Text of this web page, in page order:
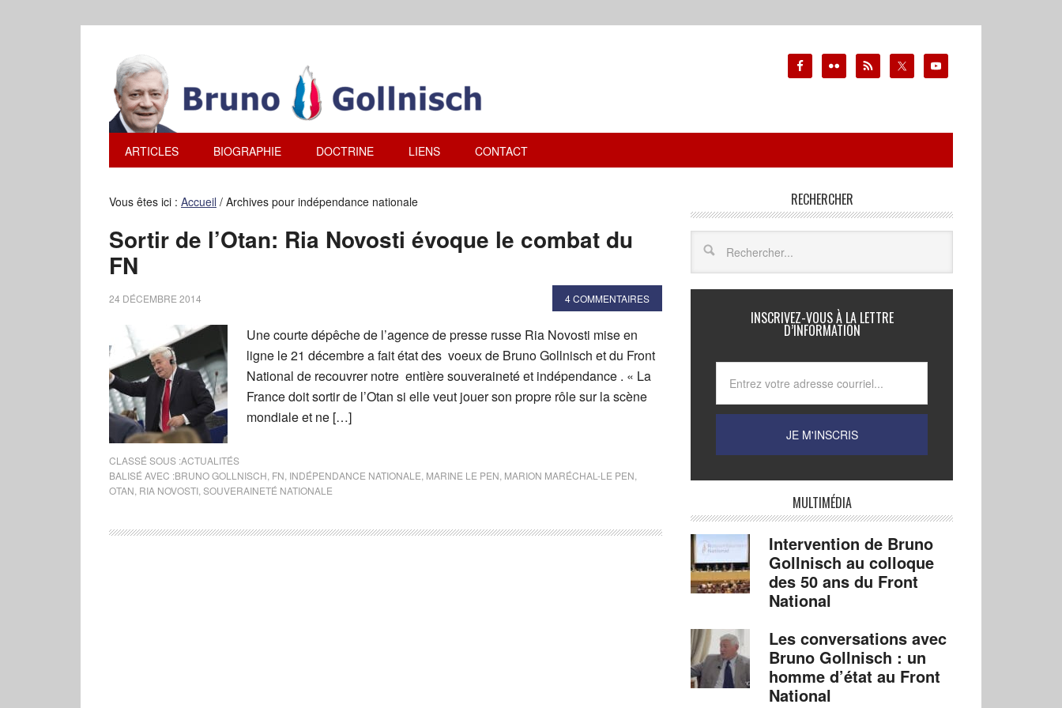
ARTICLES BIOGRAPHIE DOCTRINE LIENS CONTACT
Vous êtes ici : Accueil / Archives pour indépendance nationale
Sortir de l’Otan: Ria Novosti évoque le combat du
FN
24 DÉCEMBRE 2014 4 COMMENTAIRES
Une courte dépêche de l’agence de presse russe Ria Novosti mise en
ligne le 21 décembre a fait état des voeux de Bruno Gollnisch et du Front
National de recouvrer notre entière souveraineté et indépendance . « La
France doit sortir de l’Otan si elle veut jouer son propre rôle sur la scène
mondiale et ne […]
CLASSÉ SOUS :ACTUALITÉS
BALISÉ AVEC :BRUNO GOLLNISCH FN INDÉPENDANCE NATIONALE MARINE LE PEN MARION MARÉCHAL-LE PEN
OTAN RIA NOVOSTI SOUVERAINETÉ NATIONALE
RECHERCHER
INSCRIVEZ-VOUS À LA LETTRE
D’INFORMATION
MULTIMÉDIA
Intervention de Bruno
Gollnisch au colloque
des 50 ans du Front
National
Les conversations avec
Bruno Gollnisch : un
homme d’état au Front
National